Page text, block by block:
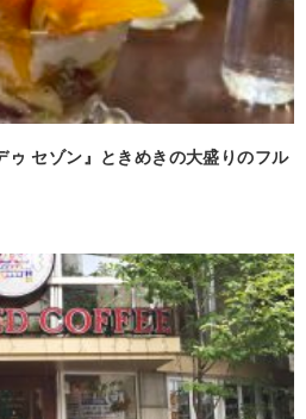
セゾン』ときめきの大盛りのフル